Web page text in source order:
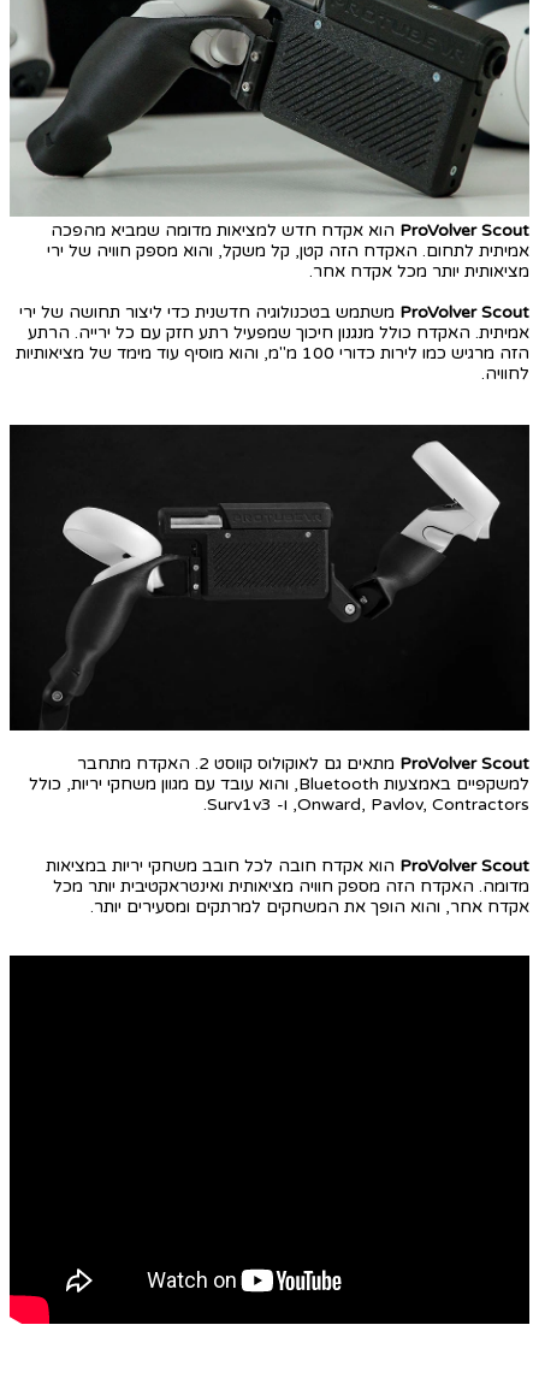
ProVolver Scout הוא אקדח חדש למציאות מדומה שמביא מהפכה
אמיתית לתחום. האקדח הזה קטן, קל משקל, והוא מספק חוויה של ירי
מציאותית יותר מכל אקדח אחר.
ProVolver Scout משתמש בטכנולוגיה חדשנית כדי ליצור תחושה של ירי
אמיתית. האקדח כולל מנגנון חיכוך שמפעיל רתע חזק עם כל ירייה. הרתע
הזה מרגיש כמו לירות כדורי 100 מ"מ, והוא מוסיף עוד מימד של מציאותיות
לחוויה.
ProVolver Scout
מתאים גם לאוקולוס קווסט 2. האקדח מתחבר
למשקפיים באמצעות Bluetooth, והוא עובד עם מגוון משחקי יריות, כולל
Onward, Pavlov, Contractors, ו- Surv1v3.
ProVolver Scout הוא אקדח חובה לכל חובב משחקי יריות במציאות
מדומה. האקדח הזה מספק חוויה מציאותית ואינטראקטיבית יותר מכל
אקדח אחר, והוא הופך את המשחקים למרתקים ומסעירים יותר.